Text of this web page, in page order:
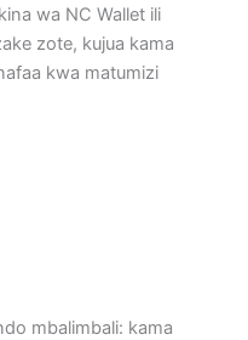
wa NC Wallet ili
zote, kujua kama
kwa matumizi
mbalimbali: kama